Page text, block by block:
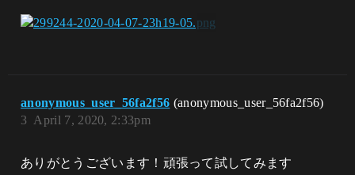
anonymous_user_56fa2f56 (anonymous_user_56fa2f56)
April 7, 2020, 2:33pm
3
ありがとうございます！頑張って試してみます